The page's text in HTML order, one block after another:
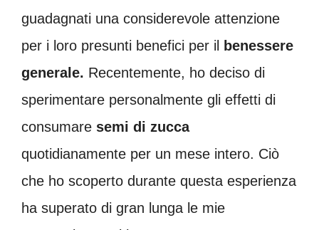
guadagnati una considerevole attenzione
per i loro presunti benefici per il benessere
generale. Recentemente, ho deciso di
sperimentare personalmente gli effetti di
consumare semi di zucca
quotidianamente per un mese intero. Ciò
che ho scoperto durante questa esperienza
ha superato di gran lunga le mie